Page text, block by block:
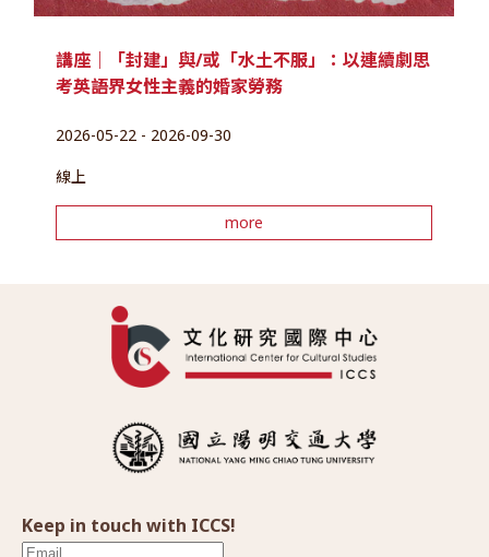
講座｜「封建」與/或「水土不服」：以連續劇思
考英語界女性主義的婚家勞務
2026-05-22 - 2026-09-30
線上
more
Keep in touch with ICCS!